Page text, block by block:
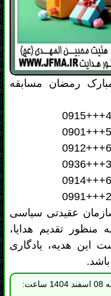
عقیدتی سیاسی
تقدیم هدایا،
این هدیه، یادگاری
( امتیاز کل 0 توسط 0
نفر)